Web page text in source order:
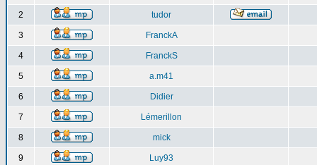
2 tudor
3 FranckA
4 FranckS
5 a.m41
6 Didier
7 Lémerillon
8 mick
9 Luy93